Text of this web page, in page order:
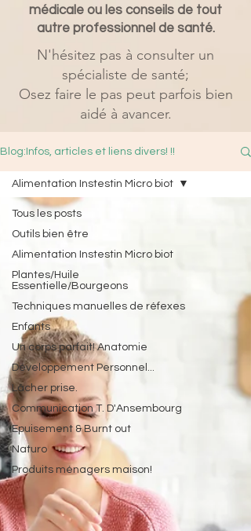
médicale ou les conseils de tout
autre professionnel de santé.
N'hésitez pas à consulter un
spécialiste de santé;
Osez faire le pas peut parfois bien
aidé à avancer.
Blog:Infos, articles et liens divers! !!
Tous les posts
Outils bien être
Alimentation Instestin Micro biot
Plantes/Huile
Essentielle/Bourgeons
Techniques manuelles de réfexes
Enfants
Un corps parfait! Anatomie
Développement Personnel...
Lâcher prise.
Communication T. D'Ansembourg
Epuisement & Burnt out
Naturo
Produits ménagers maison!
Alimentation Instestin Micro biot